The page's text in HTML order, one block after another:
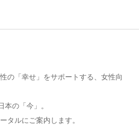
の「幸せ」をサポートする、女性向
の「今」。
タルにご案内します。